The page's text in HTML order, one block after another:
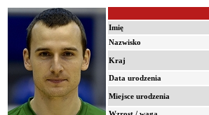
Imię
Nazwisko
Kraj
Data urodzenia
Miejsce urodzenia